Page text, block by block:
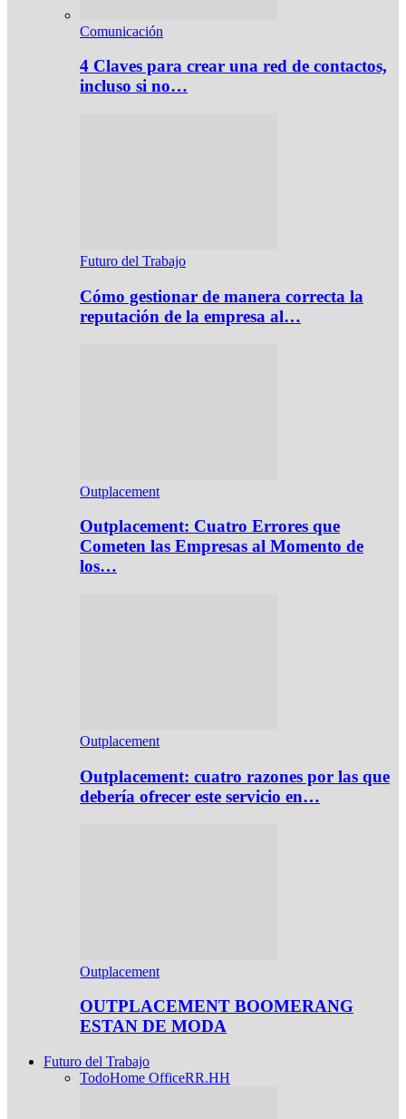
Comunicación
4 Claves para crear una red de contactos,
incluso si no…
Futuro del Trabajo
Cómo gestionar de manera correcta la
reputación de la empresa al…
Outplacement
Outplacement: Cuatro Errores que
Cometen las Empresas al Momento de
los…
Outplacement
Outplacement: cuatro razones por las que
debería ofrecer este servicio en…
Outplacement
OUTPLACEMENT BOOMERANG
ESTAN DE MODA
Futuro del Trabajo
TodoHome OfficeRR.HH